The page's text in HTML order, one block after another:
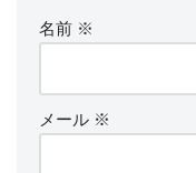
名前 ※
メール ※